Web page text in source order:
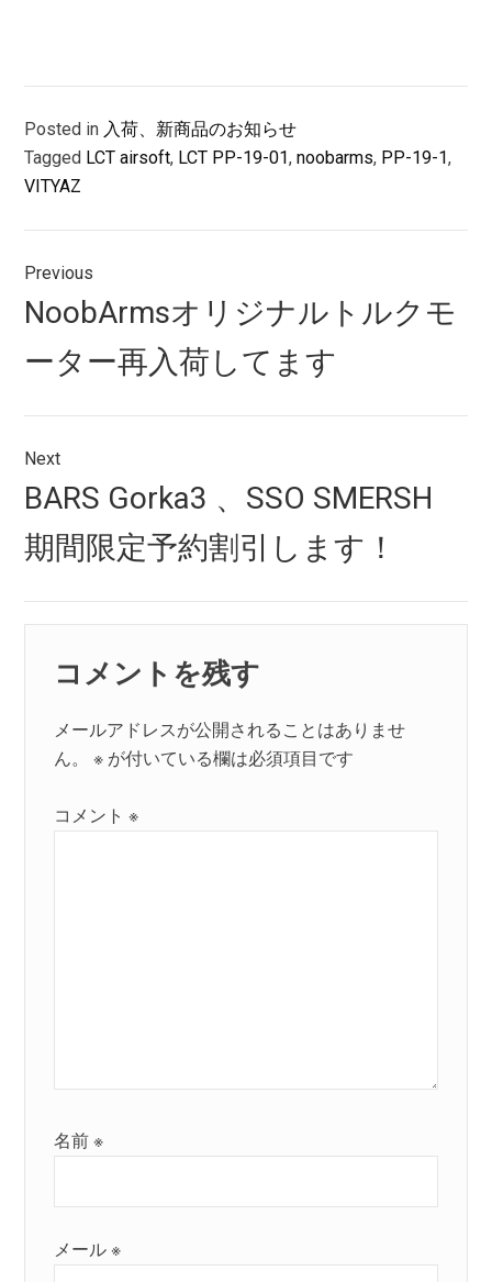
Posted in 入荷、新商品のお知らせ
Tagged LCT airsoft, LCT PP-19-01,noobarms, PP-19-1,
VITYAZ
投
稿
ナ
ビ
ゲ
ー
シ
ョ
Previous
Previous
post:
NoobArmsオリジナルトルクモ
ーター再入荷してます
Next
Next
post:
BARS Gorka3 、SSO SMERSH
期間限定予約割引します！
コメントを残す
メールアドレスが公開されることはありませ
ん。
※ が付いている欄は必須項目です
コメント※
名前※
メール※